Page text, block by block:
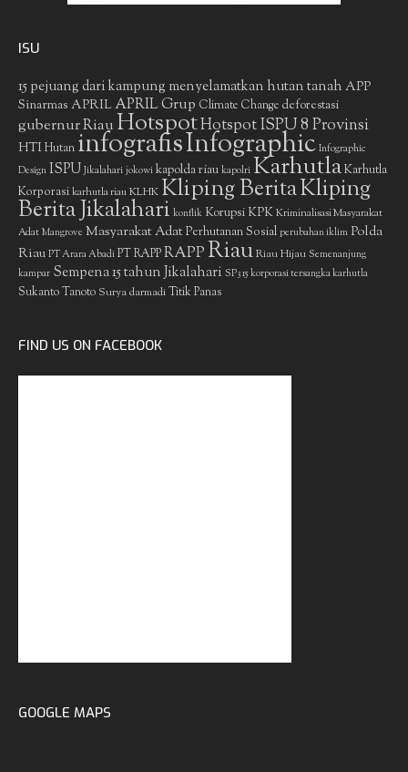
ISU
15 pejuang dari kampung menyelamatkan hutan tanah APP
Sinarmas APRIL APRIL Grup Climate Change deforestasi
gubernur RiauHotspotHotspot ISPU 8 Provinsi
HTIHutan infografisInfographic Infographic
Design ISPU Jikalahari jokowi kapolda riau kapolri KarhutlaKarhutla
Korporasikarhutla riauKLHKKliping BeritaKliping
Berita Jikalahari konflik Korupsi KPKKriminalisasi Masyarakat
Adat Mangrove Masyarakat AdatPerhutanan Sosial perubahan iklim Polda
Riau PT Arara Abadi PT RAPPRAPPRiauRiau Hijau Semenanjung
kampar Sempena 15 tahun Jikalahari SP3 15 korporasi tersangka karhutla
Sukanto Tanoto Surya darmadiTitik Panas
FIND US ON FACEBOOK
GOOGLE MAPS